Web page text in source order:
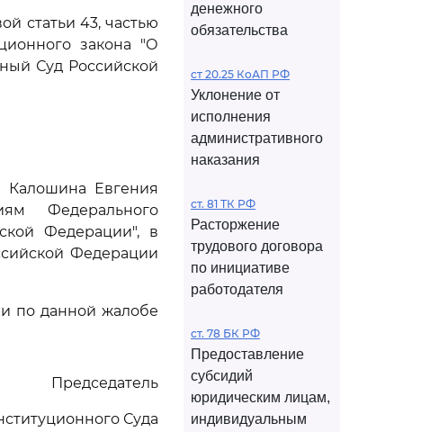
статьи 43, частью
закона "О
Суд Российской
Калошина Евгения
Федерального
Федерации", в
Федерации
по данной жалобе
Председатель
Суда
денежного
обязательства
ст 20.25 КоАП РФ
Уклонение от
исполнения
административного
наказания
ст. 81 ТК РФ
Расторжение
трудового договора
по инициативе
работодателя
ст. 78 БК РФ
Предоставление
субсидий
юридическим лицам,
индивидуальным